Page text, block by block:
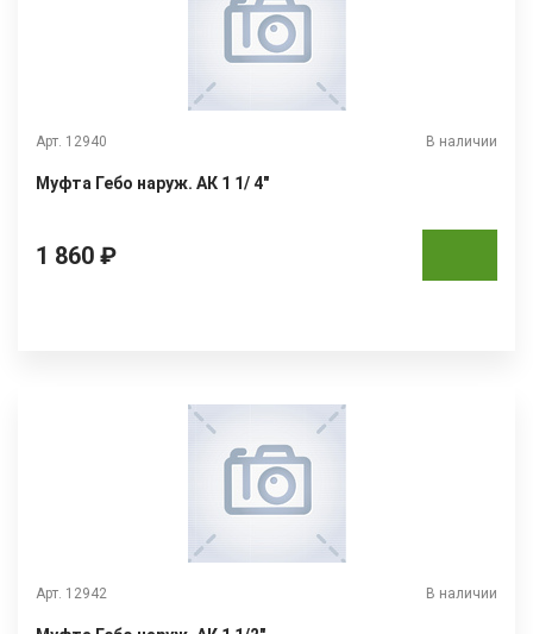
Арт. 12940 В наличии
Муфта Гебо наруж. АК 1 1/ 4"
1 860 ₽
Арт. 12942 В наличии